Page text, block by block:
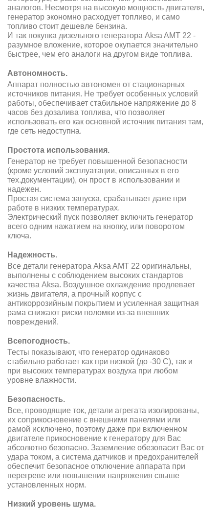
аналогов. Несмотря на высокую мощность двигателя,
генератор экономно расходует топливо, и само
топливо стоит дешевле бензина.
И так покупка дизельного генератора Aksa AMT 22 -
разумное вложение, которое окупается значительно
быстрее, чем его аналоги на другом виде топлива.
Автономность.
Аппарат полностью автономен от стационарных
источников питания. Не требует особенных условий
работы, обеспечивает стабильное напряжение до 8
часов без дозалива топлива, что позволяет
использовать его как основной источник питания там,
где сеть недоступна.
Простота использования.
Генератор не требует повышенной безопасности
(кроме условий эксплуатации, описанных в его
тех.документации), он прост в использовании и
надежен.
Простая система запуска, срабатывает даже при
работе в низких температурах.
Электрический пуск позволяет включить генератор
всего одним нажатием на кнопку, или поворотом
ключа.
Надежность.
Все детали генератора Aksa AMT 22 оригинальны,
выполнены с соблюдением высоких стандартов
качества Aksa. Воздушное охлаждение продлевает
жизнь двигателя, а прочный корпус с
антикоррозийным покрытием и усиленная защитная
рама снижают риски поломки из-за внешних
повреждений.
Всепогодность.
Тесты показывают, что генератор одинаково
стабильно работает как при низкой (до -30 С), так и
при высоких температурах воздуха при любом
уровне влажности.
Безопасность.
Все, проводящие ток, детали агрегата изолированы,
их соприкосновение с внешними панелями или
рамой исключено, поэтому даже при включенном
двигателе прикосновение к генератору для Вас
абсолютно безопасно. Заземление обезопасит Вас от
удара током, а система датчиков и предохранителей
обеспечит безопасное отключение аппарата при
перегреве или повышении напряжения свыше
установленных норм.
Низкий уровень шума.